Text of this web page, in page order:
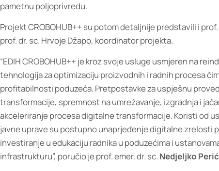
pametnu poljoprivredu.
Projekt CROBOHUB++ su potom detaljnije predstavili i
prof. dr. sc. Hrvoje Džapo, koordinator projekta.
“EDIH CROBOHUB++ je kroz svoje usluge usmjeren na
tehnologija za optimizaciju proizvodnih i radnih procesa
profitabilnosti poduzeća. Pretpostavke za uspješnu
transformacije, spremnost na umrežavanje, izgradnja i
akceleriranje procesa digitalne transformacije. Koristi od
javne uprave su postupno unaprjeđenje digitalne zrelosti
investiranje u edukaciju radnika u poduzećima i
infrastrukturu”, poručio je prof. emer. dr. sc. Nedjeljko Perić